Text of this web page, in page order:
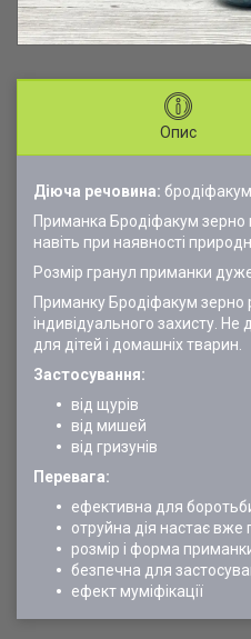
Опис
Діюча речовина:
Приманка Бродіфакум зерно
навіть при наявності
Розмір гранул приманки
Приманку Бродіфакум зерно
індивідуального захисту.
для дітей і домашніх тварин.
Застосування:
від щурів
від мишей
від гризунів
Перевага:
ефективна для
отруйна дія настає вже
розмір і форма
безпечна для
ефект муміфікації